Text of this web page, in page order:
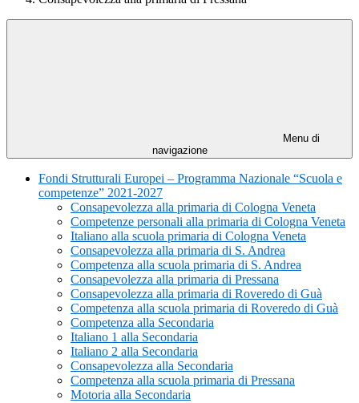
Menu di
navigazione
Fondi Strutturali Europei – Programma Nazionale “Scuola e
competenze” 2021-2027
Consapevolezza alla primaria di Cologna Veneta
Competenze personali alla primaria di Cologna Veneta
Italiano alla scuola primaria di Cologna Veneta
Consapevolezza alla primaria di S. Andrea
Competenza alla scuola primaria di S. Andrea
Consapevolezza alla primaria di Pressana
Consapevolezza alla primaria di Roveredo di Guà
Competenza alla scuola primaria di Roveredo di Guà
Competenza alla Secondaria
Italiano 1 alla Secondaria
Italiano 2 alla Secondaria
Consapevolezza alla Secondaria
Competenza alla scuola primaria di Pressana
Motoria alla Secondaria